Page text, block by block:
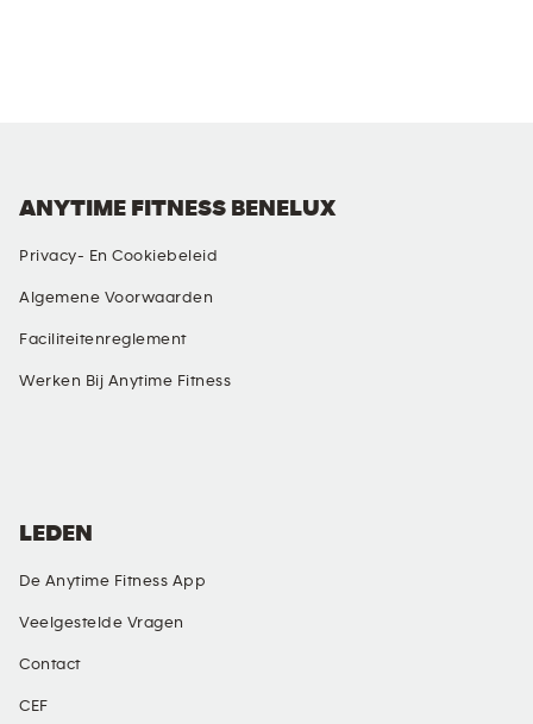
ANYTIME FITNESS BENELUX
Privacy- En Cookiebeleid
Algemene Voorwaarden
Faciliteitenreglement
Werken Bij Anytime Fitness
LEDEN
De Anytime Fitness App
Veelgestelde Vragen
Contact
CEF